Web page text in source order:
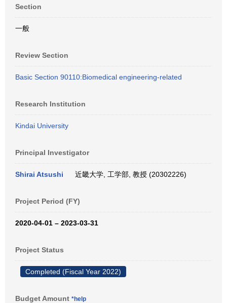
Section
一般
Review Section
Basic Section 90110:Biomedical engineering-related
Research Institution
Kindai University
Principal Investigator
Shirai Atsushi 近畿大学, 工学部, 教授 (20302226)
Project Period (FY)
2020-04-01 – 2023-03-31
Project Status
Completed (Fiscal Year 2022)
Budget Amount *help